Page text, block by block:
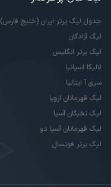
جدول لیگ برتر ایران (خلیج فارس)
لیگ آزادگان
لیگ برتر انگلیس
لالیگا اسپانیا
سری آ ایتالیا
لیگ قهرمانان اروپا
لیگ نخبگان آسیا
لیگ قهرمانان آسیا دو
لیگ برتر فوتسال